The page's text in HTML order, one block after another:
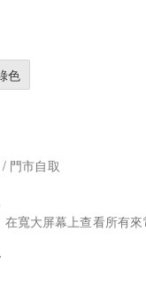
色
門市自取
寬大屏幕上查看所有